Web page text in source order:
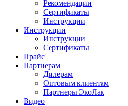
Рекомендации
Сертификаты
Инструкции
Инструкции
Инструкции
Сертификаты
Прайс
Партнерам
Дилерам
Оптовым клиентам
Партнеры ЭкоЛак
Видео